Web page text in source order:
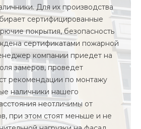
Для их производства
сертифицированные
покрытия, безопасность
сертификатами пожарной
компании приедет на
замеров, проведет
рекомендации по монтажу
наличники нашего
неотличимы от
при этом стоят меньше и не